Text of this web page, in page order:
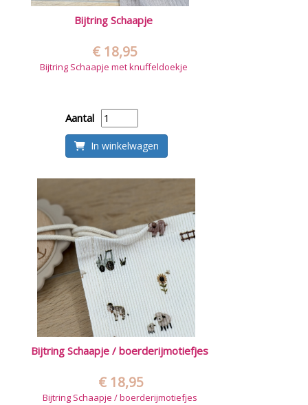
Bijtring Schaapje
€ 18,95
Bijtring Schaapje met knuffeldoekje
Aantal
In winkelwagen
Bijtring Schaapje / boerderijmotiefjes
€ 18,95
Bijtring Schaapje / boerderijmotiefjes